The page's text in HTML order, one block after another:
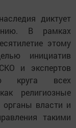
диктует
В рамках
этому
инициатив
и экспертов
круга всех
религиозные
власти и
такими